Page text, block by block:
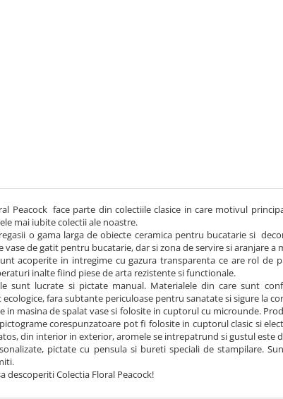
Peacock face parte din colectiile clasice in care motivul
mai iubite colectii ale noastre.
o gama larga de obiecte ceramica pentru bucatarie si
vase de gatit pentru bucatarie, dar si zona de servire si aranjare a
acoperite in intregime cu gazura transparenta ce are rol de
inalte fiind piese de arta rezistente si functionale.
sunt lucrate si pictate manual. Materialele din care sunt
ecologice, fara subtante periculoase pentru sanatate si sigure la
in masina de spalat vase si folosite in cuptorul cu microunde.
corespunzatoare pot fi folosite in cuptorul clasic si
din interior in exterior, aromele se intrepatrund si gustul este
pictate cu pensula si bureti speciali de stampilare.
descoperiti Colectia Floral Peacock!